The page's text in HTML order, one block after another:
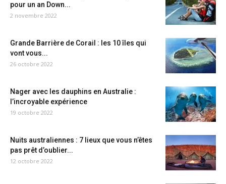
pour un an Down...
2 novembre 2022
Grande Barrière de Corail : les 10 îles qui
vont vous...
26 octobre 2022
Nager avec les dauphins en Australie :
l’incroyable expérience
19 octobre 2022
Nuits australiennes : 7 lieux que vous n’êtes
pas prêt d’oublier...
12 octobre 2022